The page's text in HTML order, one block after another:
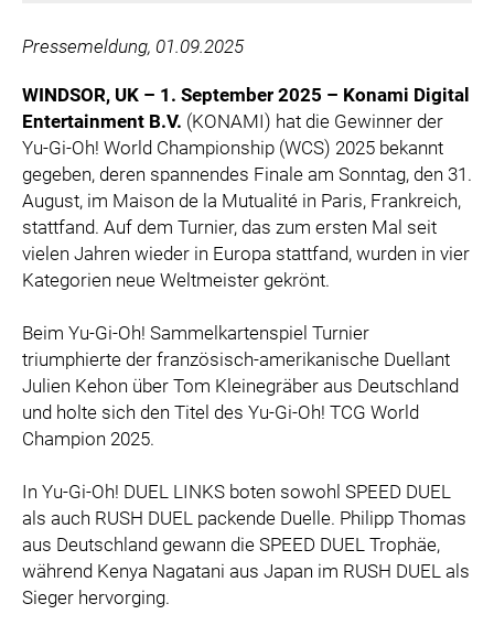
RABEA ROGGE
SWITCHBOT
SUPERUM
MEDIA
PRESSEBILDER
PRESSEKONTAKT
Pressemeldung, 01.09.2025
WINDSOR, UK – 1. September 2025 – Konami Digital
Entertainment B.V. (KONAMI) hat die Gewinner der
Yu-Gi-Oh! World Championship (WCS) 2025 bekannt
gegeben, deren spannendes Finale am Sonntag, den 31.
August, im Maison de la Mutualité in Paris, Frankreich,
stattfand. Auf dem Turnier, das zum ersten Mal seit
vielen Jahren wieder in Europa stattfand, wurden in vier
Kategorien neue Weltmeister gekrönt.
Beim Yu-Gi-Oh! Sammelkartenspiel Turnier
triumphierte der französisch-amerikanische Duellant
Julien Kehon über Tom Kleinegräber aus Deutschland
und holte sich den Titel des Yu-Gi-Oh! TCG World
Champion 2025.
In Yu-Gi-Oh! DUEL LINKS boten sowohl SPEED DUEL
als auch RUSH DUEL packende Duelle. Philipp Thomas
aus Deutschland gewann die SPEED DUEL Trophäe,
während Kenya Nagatani aus Japan im RUSH DUEL als
Sieger hervorging.